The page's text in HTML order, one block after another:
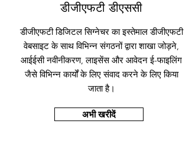
डीजीएफटी डीएससी
डीजीएफटी डिजिटल सिग्नेचर का इस्तेमाल डीजीएफटी
वेबसाइट के साथ विभिन्न संगठनों द्वारा शाखा जोड़ने,
आईईसी नवीनीकरण, लाइसेंस और आवेदन ई-फाइलिंग
जैसे विभिन्न कार्यों के लिए संवाद करने के लिए किया
जाता है।
अभी खरीदें